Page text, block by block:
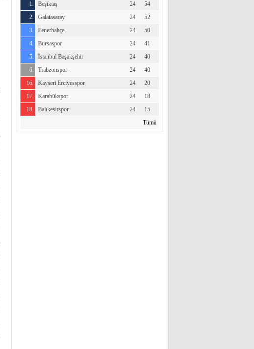
1. Beşiktaş 24 54
19
2. Galatasaray 24 52
15
3. Fenerbahçe 24 50
20
4. Bursaspor 24 41
17
5. İstanbul Başakşehir 24 40
15
6. Trabzonspor 24 40
8
16. Kayseri Erciyesspor 24 20
-11
17. Karabükspor 24 18
-11
18. Balıkesirspor 24 15
Tümü